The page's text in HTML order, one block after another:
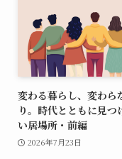
変わる暮らし、変わら
り。時代とともに見つ
い居場所・前編
2026年7月23日